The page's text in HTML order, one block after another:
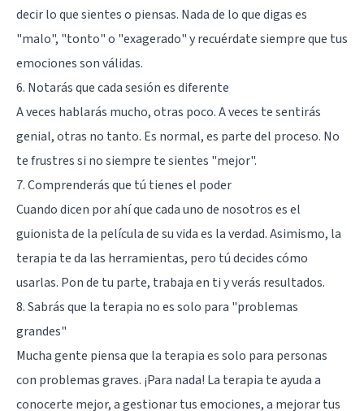
decir lo que sientes o piensas. Nada de lo que digas es
"malo", "tonto" o "exagerado" y recuérdate siempre que tus
emociones son válidas.
6. Notarás que cada sesión es diferente
A veces hablarás mucho, otras poco. A veces te sentirás
genial, otras no tanto. Es normal, es parte del proceso. No
te frustres si no siempre te sientes "mejor".
7. Comprenderás que tú tienes el poder
Cuando dicen por ahí que cada uno de nosotros es el
guionista de la película de su vida es la verdad. Asimismo, la
terapia te da las herramientas, pero tú decides cómo
usarlas. Pon de tu parte, trabaja en ti y verás resultados.
8. Sabrás que la terapia no es solo para "problemas
grandes"
Mucha gente piensa que la terapia es solo para personas
con problemas graves. ¡Para nada! La terapia te ayuda a
conocerte mejor, a gestionar tus emociones, a mejorar tus